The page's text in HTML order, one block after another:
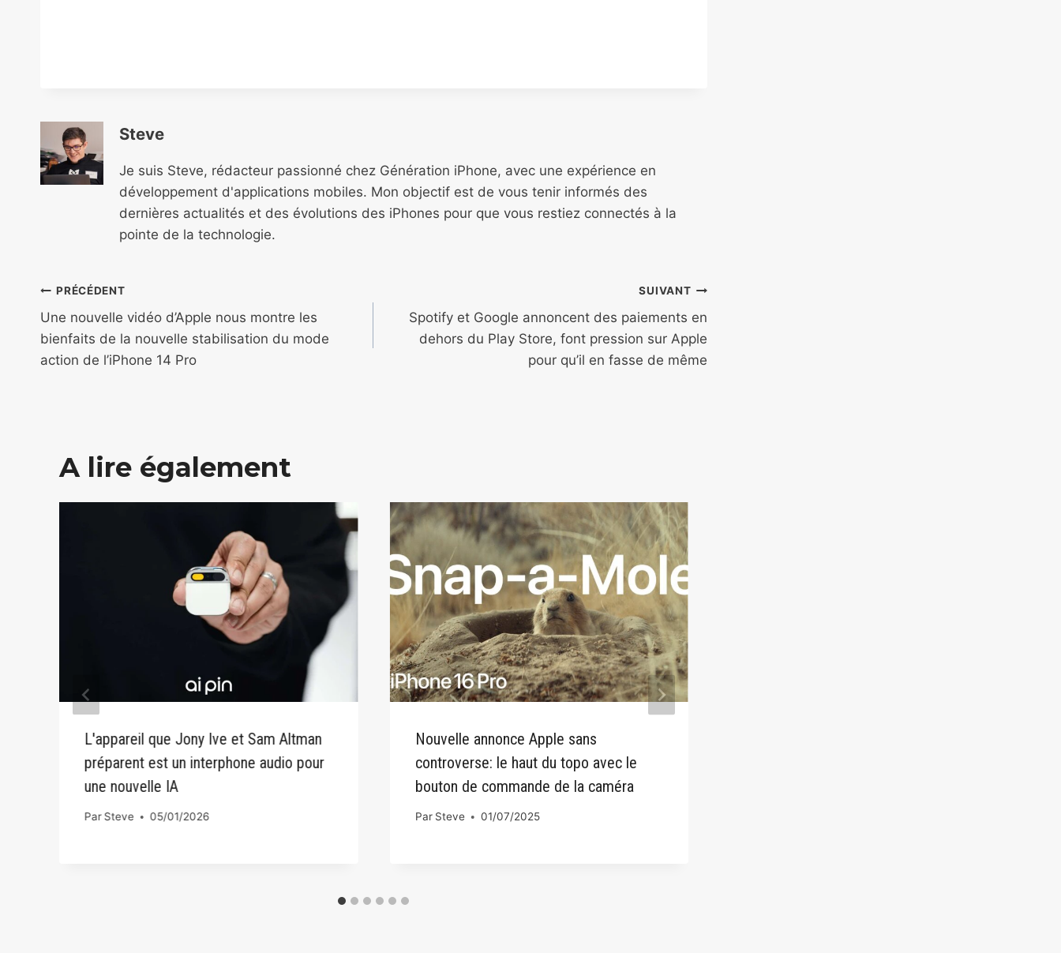
Steve
Je suis Steve, rédacteur passionné chez Génération iPhone, avec une expérience en
développement d'applications mobiles. Mon objectif est de vous tenir informés des
dernières actualités et des évolutions des iPhones pour que vous restiez connectés à la
pointe de la technologie.
Navigation
de
l’article
PRÉCÉDENT
Une nouvelle vidéo d’Apple nous montre les
bienfaits de la nouvelle stabilisation du mode
action de l’iPhone 14 Pro
SUIVANT
Spotify et Google annoncent des paiements en
dehors du Play Store, font pression sur Apple
pour qu’il en fasse de même
A lire également
L'appareil que Jony Ive et Sam Altman
préparent est un interphone audio pour
une nouvelle IA
ParSteve 05/01/2026
Nouvelle annonce Apple sans
controverse: le haut du topo avec le
bouton de commande de la caméra
Par Steve 01/07/2025